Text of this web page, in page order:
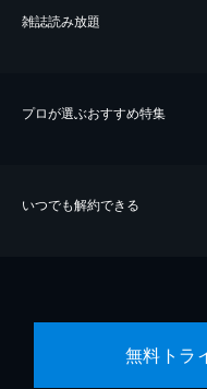
雑誌読み放題
プロが選ぶおすすめ特集
いつでも解約できる
無料トラ